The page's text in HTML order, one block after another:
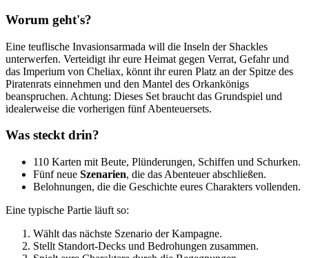
Worum geht's?
Eine teuflische Invasionsarmada will die Inseln der Shackles
unterwerfen. Verteidigt ihr eure Heimat gegen Verrat, Gefahr und
das Imperium von Cheliax, könnt ihr euren Platz an der Spitze des
Piratenrats einnehmen und den Mantel des Orkankönigs
beanspruchen. Achtung: Dieses Set braucht das Grundspiel und
idealerweise die vorherigen fünf Abenteuersets.
Was steckt drin?
110 Karten mit Beute, Plünderungen, Schiffen und Schurken.
Fünf neue Szenarien, die das Abenteuer abschließen.
Belohnungen, die die Geschichte eures Charakters vollenden.
Eine typische Partie läuft so:
Wählt das nächste Szenario der Kampagne.
Stellt Standort-Decks und Bedrohungen zusammen.